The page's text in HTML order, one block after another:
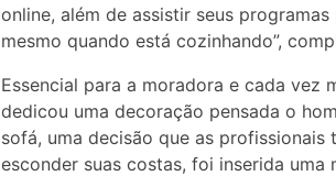
online, além de assistir seus
mesmo quando está cozinhando”,
Essencial para a moradora e cada vez
dedicou uma decoração pensada o
sofá, uma decisão que as
esconder suas costas, foi inserida uma